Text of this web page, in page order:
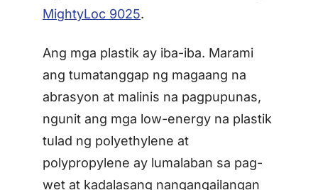
MightyLoc 9025.
Ang mga plastik ay iba-iba. Marami
ang tumatanggap ng magaang na
abrasyon at malinis na pagpupunas,
ngunit ang mga low-energy na plastik
tulad ng polyethylene at
polypropylene ay lumalaban sa pag-
wet at kadalasang nangangailangan